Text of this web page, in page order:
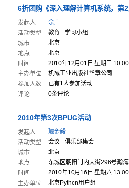
6折团购《深入理解计算机系统，第
发起人
佘广
活动类型
教育 - 学习小组
城市
北京
地点
北京
时间
2010年12月01日 星期三
主办单位
机械工业出版社华章公司
参加人数
已有1人参加活动
评论
0条评论
2010年第3次BPUG活动
发起人
璩金毅
活动类型
会议 - 俱乐部集会
城市
北京
地点
东城区朝阳门内大街296号瀚
时间
2010年10月16日 星期六
主办单位
北京Python用户组